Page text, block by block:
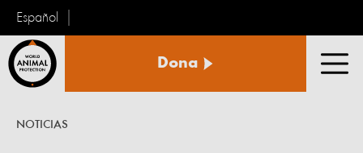
Español
Animal
Dona
NOTICIAS